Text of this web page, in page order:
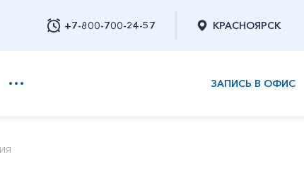
+7-800-700-24-57 КРАСНОЯРСК
ЗАПИСЬ В ОФИС